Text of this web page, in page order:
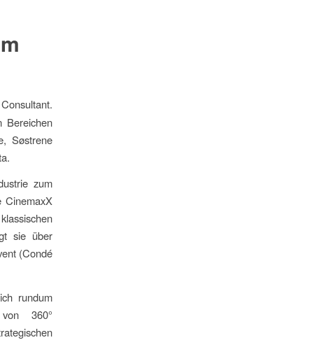
Bereichen
Søstrene
zum
CinemaxX
sie über
(Condé
rundum
360°